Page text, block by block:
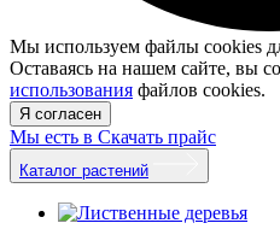
Мы используем файлы cookies
Оставаясь на нашем сайте, вы
использования файлов cookies.
Я согласен
Мы есть в Скачать прайс
Каталог растений